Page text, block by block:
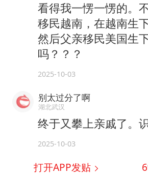
看得我一愣一愣的。
移民越南，在越南生
然后父亲移民美国生
吗？？？
2025-10-03
别太过分了啊
湖北武汉
终于又攀上亲戚了。
2025-10-03
打开APP发贴